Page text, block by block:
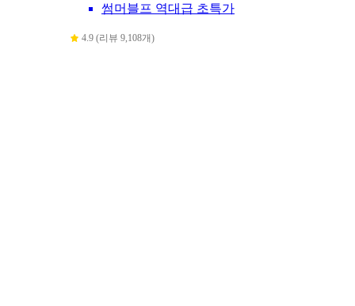
썸머블프 역대급 초특가
4.9 (리뷰 9,108개)